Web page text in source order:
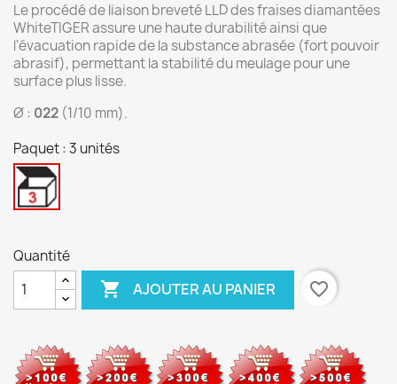
Le procédé de liaison breveté LLD des fraises diamantées
WhiteTIGER assure une haute durabilité ainsi que
l'évacuation rapide de la substance abrasée (fort pouvoir
abrasif), permettant la stabilité du meulage pour une
surface plus lisse.
Ø : 022 (1/10 mm).
Paquet : 3 unités
3
Quantité
 AJOUTER AU PANIER favorite_border